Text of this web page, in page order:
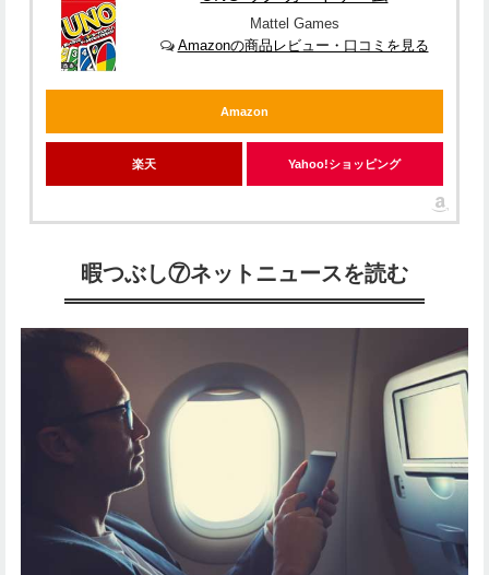
Mattel Games
Amazonの商品レビュー・口コミを見る
Amazon
楽天 Yahoo!ショッピング
暇つぶし⑦ネットニュースを読む